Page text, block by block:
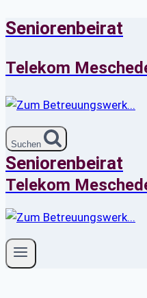
Zum
springen
Seniorenbeirat
Telekom
Suchen
Seniorenbeirat
Telekom